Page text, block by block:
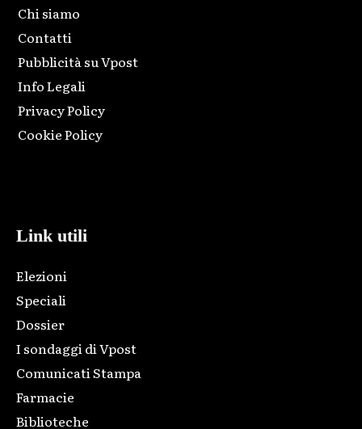
Chi siamo
Contatti
Pubblicità su Vpost
Info Legali
Privacy Policy
Cookie Policy
Link utili
Elezioni
Speciali
Dossier
I sondaggi di Vpost
Comunicati Stampa
Farmacie
Biblioteche